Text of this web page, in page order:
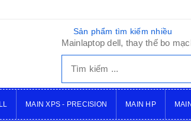
Sản phẩm tìm kiếm nhiều
Mainlaptop dell, thay thế bo
MAIN XPS - PRECISION MAIN HP